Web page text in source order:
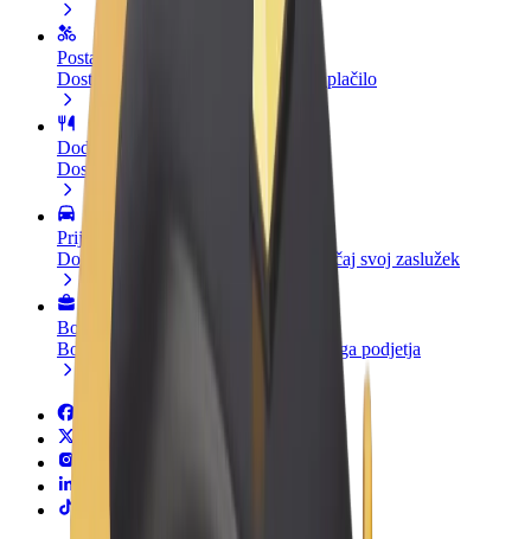
Postanite kurir
Dostavljaj hrano in prejmi tedensko plačilo
Dodaj restavracijo ali trgovino
Dosezi več strank in zvišaj zaslužek
Prijavi se kot lastnik voznega parka
Dodaj svoj vozni park v Bolt in povečaj svoj zaslužek
Bolt za podjetja
Boltovi izdelki in storitve za rast tvojega podjetja